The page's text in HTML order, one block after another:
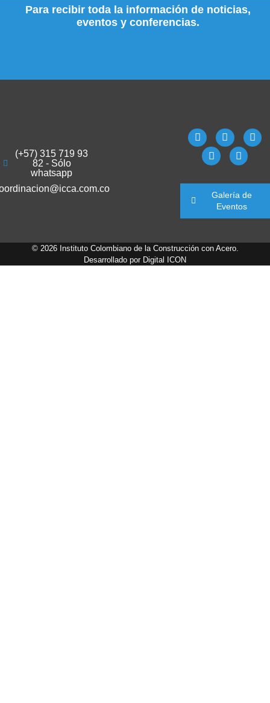
Para recibir toda la información de noticias,
eventos y conferencias.
(+57) 315 719 93
82 - Sólo
whatsapp
Galería de
Eventos
© 2026 Instituto Colombiano de la Construcción con Acero.
Desarrollado por Digital ICON